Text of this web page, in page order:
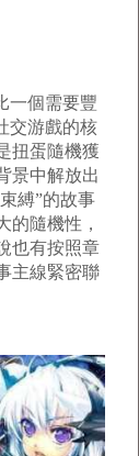
一個需要豐
交游戲的核
扭蛋隨機獲
景中解放出
縛”的故事
的隨機性，
也有按照章
主線緊密聯